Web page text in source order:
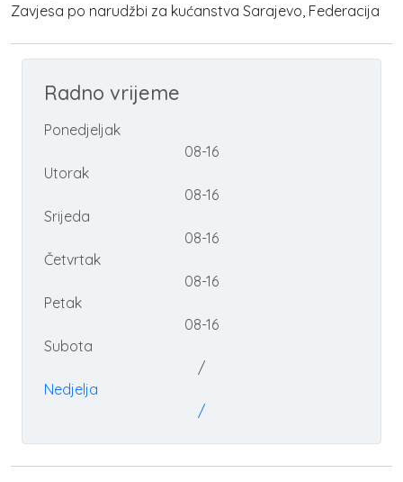
Zavjesa po narudžbi za kućanstva Sarajevo, Federacija
Radno vrijeme
Ponedjeljak
08-16
Utorak
08-16
Srijeda
08-16
Četvrtak
08-16
Petak
08-16
Subota
/
Nedjelja
/